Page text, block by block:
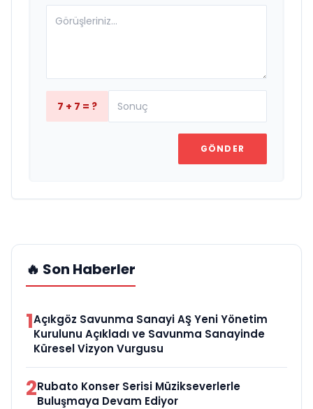
7 + 7 = ?
GÖNDER
🔥 Son Haberler
1Açıkgöz Savunma Sanayi AŞ Yeni Yönetim
Kurulunu Açıkladı ve Savunma Sanayinde
Küresel Vizyon Vurgusu
2Rubato Konser Serisi Müzikseverlerle
Buluşmaya Devam Ediyor